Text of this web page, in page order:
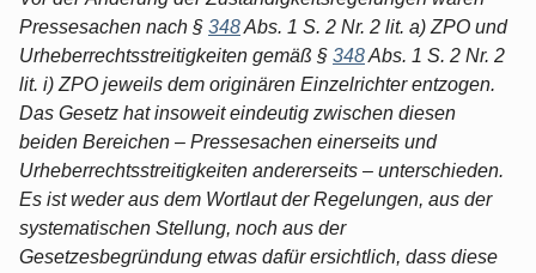
Pressesachen nach § 348Abs. 1 S. 2 Nr. 2 lit. a) ZPO und
Urheberrechtsstreitigkeiten gemäß § 348Abs. 1 S. 2 Nr. 2
lit. i) ZPO jeweils dem originären Einzelrichter entzogen.
Das Gesetz hat insoweit eindeutig zwischen diesen
beiden Bereichen – Pressesachen einerseits und
Urheberrechtsstreitigkeiten andererseits – unterschieden.
Es ist weder aus dem Wortlaut der Regelungen, aus der
systematischen Stellung, noch aus der
Gesetzesbegründung etwas dafür ersichtlich, dass diese